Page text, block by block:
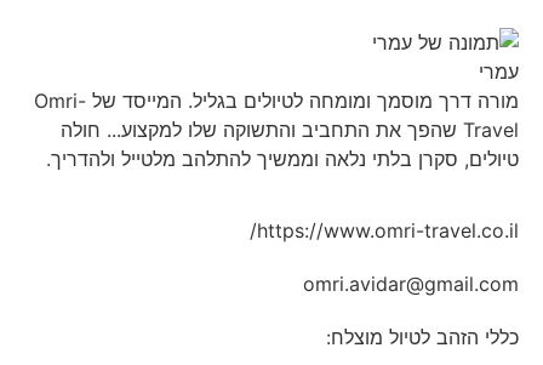
עמרי
מורה דרך מוסמך ומומחה לטיולים בגליל. המייסד של Omri-
Travel שהפך את התחביב והתשוקה שלו למקצוע... חולה
טיולים, סקרן בלתי נלאה וממשיך להתלהב מלטייל ולהדריך.
https://www.omri-travel.co.il/
omri.avidar@gmail.com
כללי הזהב לטיול מוצלח: